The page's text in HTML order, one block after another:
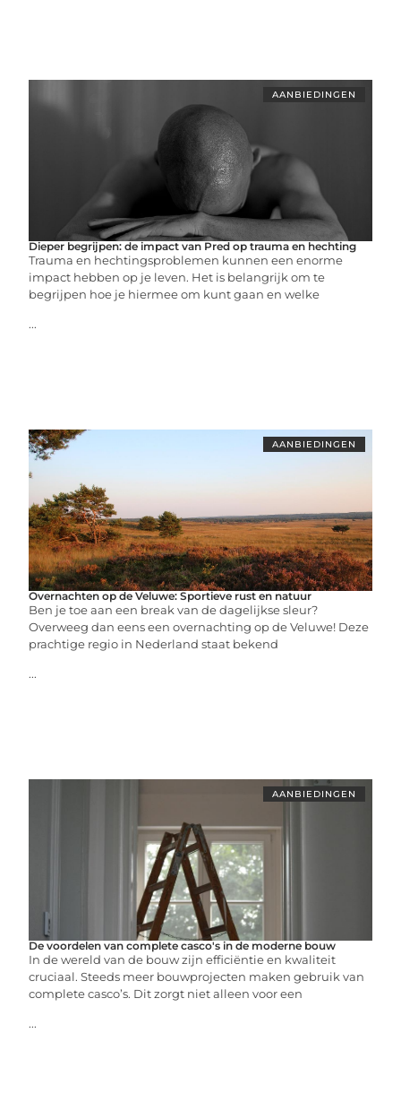
AANBIEDINGEN
Dieper begrijpen: de impact van Pred op trauma en hechting
Trauma en hechtingsproblemen kunnen een enorme
impact hebben op je leven. Het is belangrijk om te
begrijpen hoe je hiermee om kunt gaan en welke
...
AANBIEDINGEN
Overnachten op de Veluwe: Sportieve rust en natuur
Ben je toe aan een break van de dagelijkse sleur?
Overweeg dan eens een overnachting op de Veluwe! Deze
prachtige regio in Nederland staat bekend
...
AANBIEDINGEN
De voordelen van complete casco's in de moderne bouw
In de wereld van de bouw zijn efficiëntie en kwaliteit
cruciaal. Steeds meer bouwprojecten maken gebruik van
complete casco’s. Dit zorgt niet alleen voor een
...